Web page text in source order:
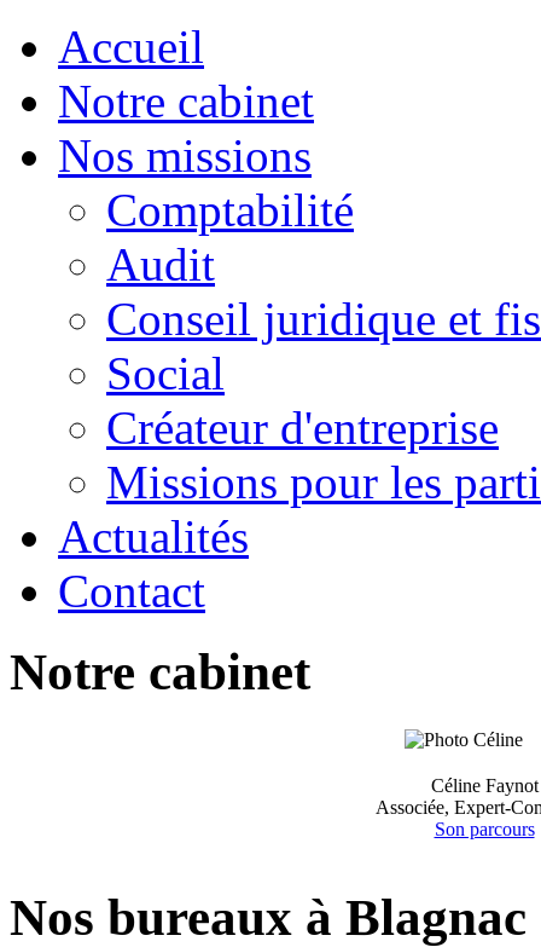
Accueil
Notre cabinet
Nos missions
Comptabilité
Audit
Conseil juridique et
Social
Créateur d'entreprise
Missions pour les
Actualités
Contact
Notre cabinet
Céline Faynot
Associée, Expert-
Son parcours
Nos bureaux à Blagnac